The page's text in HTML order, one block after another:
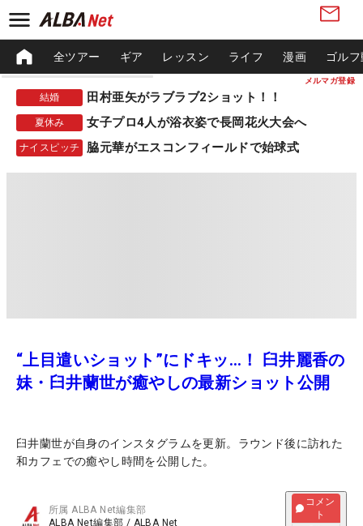
メルマガ登録
全ツアー ギア レッスン ライフ 漫画 ゴル
結婚 田村亜矢がラブラブ2ショット！！
夏休み 女子プロ4人が浴衣姿で長岡花火大会へ
ナイスピッチ 脇元華がエスコンフィールドで始球式
“上目遣いショット”にドキッ…！ 臼井麗香の
妹・臼井蘭世が癒やしの最新ショット公開
臼井蘭世が自身のインスタグラムを更新。ラウンド後に訪れた
和カフェでの癒やし時間を公開した。
所属ALBA Net編集部
ALBA Net編集部 / ALBA Net
コメン
ト